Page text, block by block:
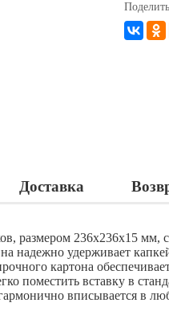
Доставка
размером 236х236х15
надежно удерживает
картона
поместить вставку в
вписывается в